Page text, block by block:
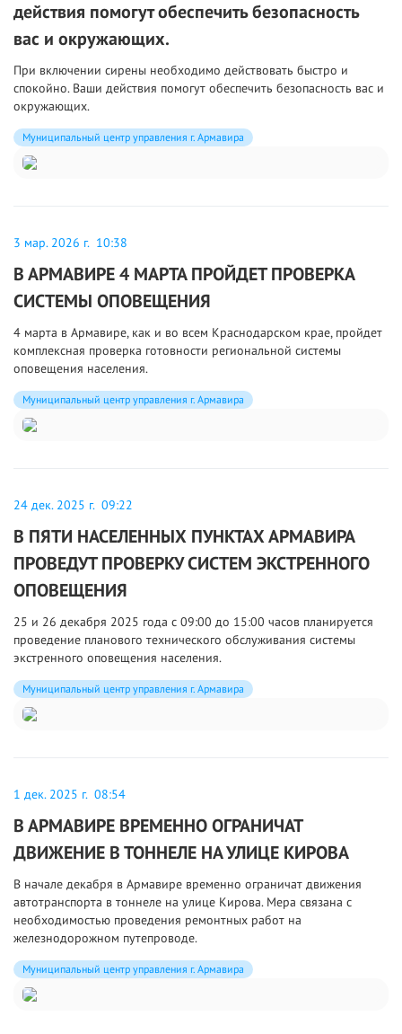
действия помогут обеспечить безопасность
вас и окружающих.
При включении сирены необходимо действовать быстро и
спокойно. Ваши действия помогут обеспечить безопасность вас и
окружающих.
Муниципальный центр управления г. Армавира
3 мар. 2026 г. 10:38
В АРМАВИРЕ 4 МАРТА ПРОЙДЕТ ПРОВЕРКА
СИСТЕМЫ ОПОВЕЩЕНИЯ
4 марта в Армавире, как и во всем Краснодарском крае, пройдет
комплексная проверка готовности региональной системы
оповещения населения.
Муниципальный центр управления г. Армавира
24 дек. 2025 г. 09:22
В ПЯТИ НАСЕЛЕННЫХ ПУНКТАХ АРМАВИРА
ПРОВЕДУТ ПРОВЕРКУ СИСТЕМ ЭКСТРЕННОГО
ОПОВЕЩЕНИЯ
25 и 26 декабря 2025 года с 09:00 до 15:00 часов планируется
проведение планового технического обслуживания системы
экстренного оповещения населения.
Муниципальный центр управления г. Армавира
1 дек. 2025 г. 08:54
В АРМАВИРЕ ВРЕМЕННО ОГРАНИЧАТ
ДВИЖЕНИЕ В ТОННЕЛЕ НА УЛИЦЕ КИРОВА
В начале декабря в Армавире временно ограничат движения
автотранспорта в тоннеле на улице Кирова. Мера связана с
необходимостью проведения ремонтных работ на
железнодорожном путепроводе.
Муниципальный центр управления г. Армавира